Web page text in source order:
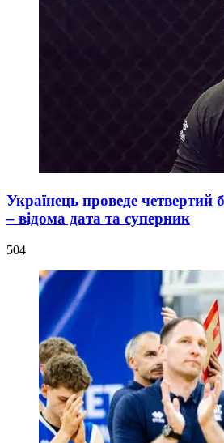
Українець проведе четвертий
– відома дата та суперник
504